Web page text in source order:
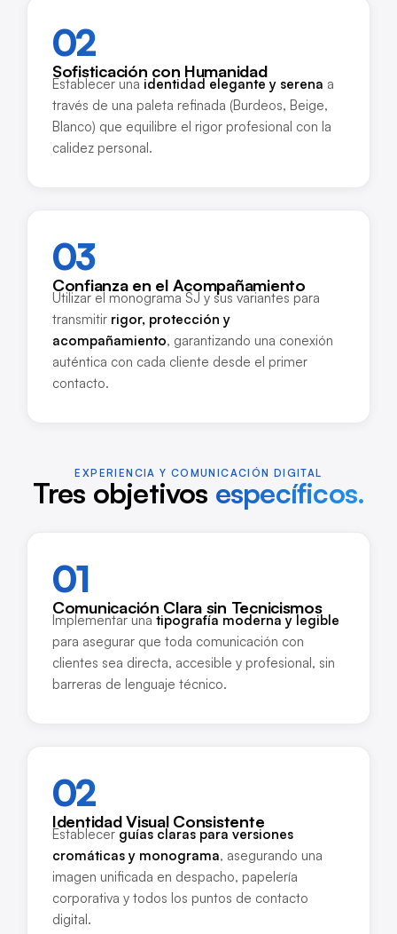
02
Sofisticación con Humanidad
Establecer una identidad elegante y serena a
través de una paleta refinada (Burdeos, Beige,
Blanco) que equilibre el rigor profesional con la
calidez personal.
03
Confianza en el Acompañamiento
Utilizar el monograma SJ y sus variantes para
transmitir rigor, protección y
acompañamiento, garantizando una conexión
auténtica con cada cliente desde el primer
contacto.
EXPERIENCIA Y COMUNICACIÓN DIGITAL
Tres objetivos específicos.
01
Comunicación Clara sin Tecnicismos
Implementar una tipografía moderna y legible
para asegurar que toda comunicación con
clientes sea directa, accesible y profesional, sin
barreras de lenguaje técnico.
02
Identidad Visual Consistente
Establecer guías claras para versiones
cromáticas y monograma, asegurando una
imagen unificada en despacho, papelería
corporativa y todos los puntos de contacto
digital.